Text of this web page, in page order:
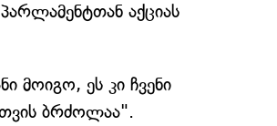
პარლამენტთან აქციას
მოიგო, ეს კი ჩვენი
ბრძოლაა".